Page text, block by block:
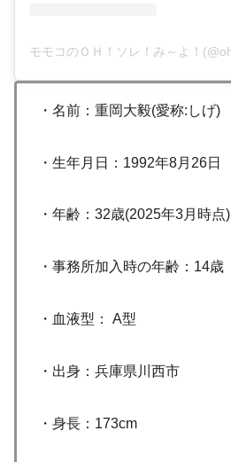
・名前：重岡大毅(愛称:しげ)
・生年月日：1992年8月26日
・年齢：32歳(2025年3月時点)
・事務所加入時の年齢：14歳
・血液型： A型
・出身：兵庫県川西市
・身長：173cm